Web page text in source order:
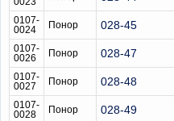
0107-
0024
Понор 028-45
0107-
0026
Понор 028-47
0107-
0027
Понор 028-48
0107-
0028
Понор 028-49